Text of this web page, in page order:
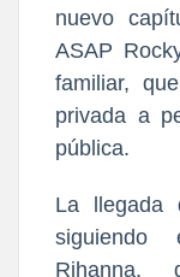
nuevo
ASAP
familiar,
privada a
pública.
La llegada
siguiendo
Rihanna,